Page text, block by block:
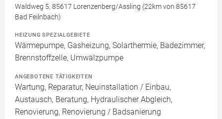
Waldweg 5, 85617 Lorenzenberg/Assling (22km von 85617
Bad Feilnbach)
HEIZUNG SPEZIALGEBIETE
Wärmepumpe, Gasheizung, Solarthermie, Badezimmer,
Brennstoffzelle, Umwälzpumpe
ANGEBOTENE TÄTIGKEITEN
Wartung, Reparatur, Neuinstallation / Einbau,
Austausch, Beratung, Hydraulischer Abgleich,
Renovierung, Renovierung / Badsanierung